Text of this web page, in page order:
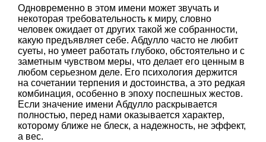
Одновременно в этом имени может звучать и
некоторая требовательность к миру, словно
человек ожидает от других такой же собранности,
какую предъявляет себе. Абдулло часто не любит
суеты, но умеет работать глубоко, обстоятельно и с
заметным чувством меры, что делает его ценным в
любом серьезном деле. Его психология держится
на сочетании терпения и достоинства, а это редкая
комбинация, особенно в эпоху поспешных жестов.
Если значение имени Абдулло раскрывается
полностью, перед нами оказывается характер,
которому ближе не блеск, а надежность, не эффект,
а вес.